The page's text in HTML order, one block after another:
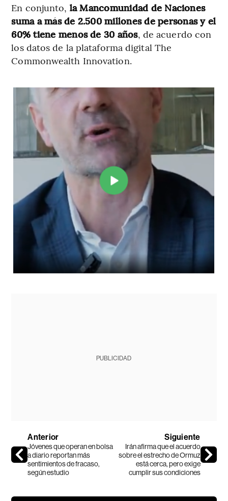
En conjunto, la Mancomunidad de Naciones
suma a más de 2.500 millones de personas y el
60% tiene menos de 30 años, de acuerdo con
los datos de la plataforma digital The
Commonwealth Innovation.
PUBLICIDAD
Anterior
Jóvenes que operan en bolsa
a diario reportan más
sentimientos de fracaso,
según estudio
Siguiente
Irán afirma que el acuerdo
sobre el estrecho de Ormuz
está cerca, pero exige
cumplir sus condiciones